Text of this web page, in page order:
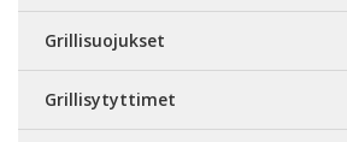
Grillisuojukset
Grillisytyttimet